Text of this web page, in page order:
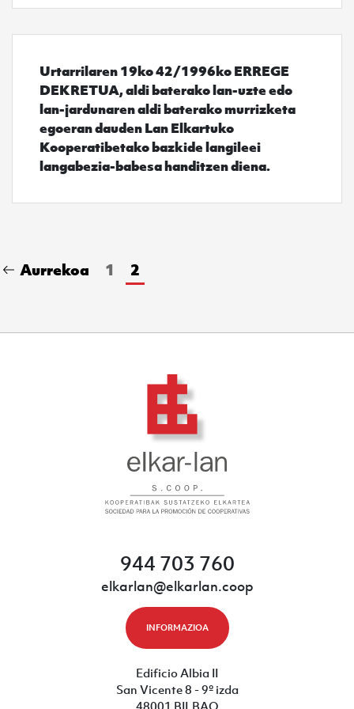
Urtarrilaren 19ko 42/1996ko ERREGE
DEKRETUA, aldi baterako lan-uzte edo
lan-jardunaren aldi baterako murrizketa
egoeran dauden Lan Elkartuko
Kooperatibetako bazkide langileei
langabezia-babesa handitzen diena.
Aurrekoa 1 2
944 703 760
elkarlan@elkarlan.coop
INFORMAZIOA
Edificio Albia II
San Vicente 8 - 9º izda